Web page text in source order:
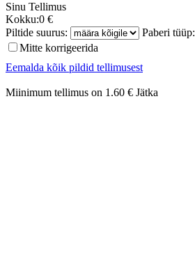
Sinu Tellimus
Kokku:0 €
Piltide suurus:
Paberi tüüp:
Mitte korrigeerida
Eemalda kõik pildid tellimusest
Miinimum tellimus on 1.60 € Jätka